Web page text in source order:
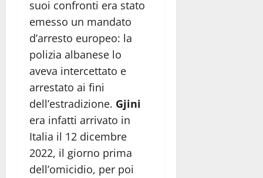
suoi confronti era stato
emesso un mandato
d’arresto europeo: la
polizia albanese lo
aveva intercettato e
arrestato ai fini
dell’estradizione. Gjini
era infatti arrivato in
Italia il 12 dicembre
2022, il giorno prima
dell’omicidio, per poi